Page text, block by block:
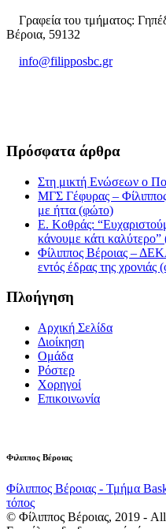
Γραφεία του τμήματος:
Βέροια, 59132
info@filipposbc.gr
Πρόσφατα άρθρα
Στη μικτή Ενώσεων ο
ΜΓΣ Γέφυρας –
με ήττα (φώτο)
Ε. Κοθράς:
κάνουμε κάτι καλύτερο”
Φίλιππος Βέροιας –
εντός έδρας της χρονιάς
Πλοήγηση
Αρχική Σελίδα
Διοίκηση
Ομάδα
Ρόστερ
Χορηγοί
Επικοινωνία
Φιλιππος Βέροιας
Φίλιππος Βέροιας - Τμήμα
τόπος
© Φίλιππος Βέροιας, 2019 -